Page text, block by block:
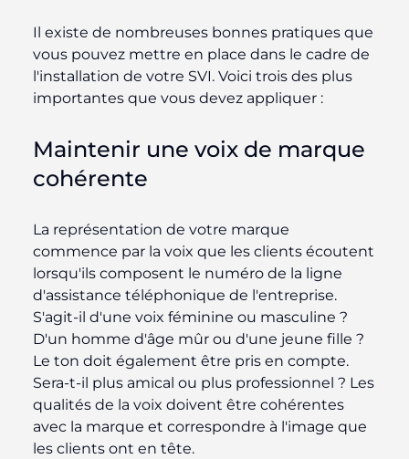
Il existe de nombreuses bonnes pratiques que
vous pouvez mettre en place dans le cadre de
l'installation de votre SVI. Voici trois des plus
importantes que vous devez appliquer :
Maintenir une voix de marque
cohérente
La représentation de votre marque
commence par la voix que les clients écoutent
lorsqu'ils composent le numéro de la ligne
d'assistance téléphonique de l'entreprise.
S'agit-il d'une voix féminine ou masculine ?
D'un homme d'âge mûr ou d'une jeune fille ?
Le ton doit également être pris en compte.
Sera-t-il plus amical ou plus professionnel ? Les
qualités de la voix doivent être cohérentes
avec la marque et correspondre à l'image que
les clients ont en tête.